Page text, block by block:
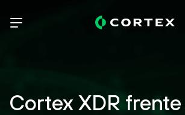
Cortex XDR frente